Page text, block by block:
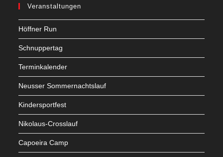
Veranstaltungen
Höffner Run
Schnuppertag
Terminkalender
Neusser Sommernachtslauf
Kindersportfest
Nikolaus-Crosslauf
Capoeira Camp